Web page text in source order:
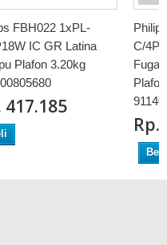
FBH022 1xPL-
IC GR Latina
Plafon 3.20kg
417.185
C/
Rp‎.
Beli